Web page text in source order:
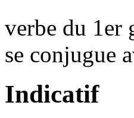
verbe du 1er
se conjugue
Indicatif